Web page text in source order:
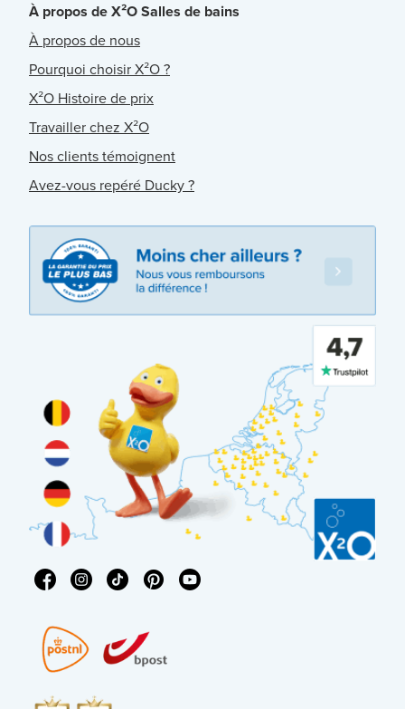
À propos de X²O Salles de bains
À propos de nous
Pourquoi choisir X²O ?
X²O Histoire de prix
Travailler chez X²O
Nos clients témoignent
Avez-vous repéré Ducky ?